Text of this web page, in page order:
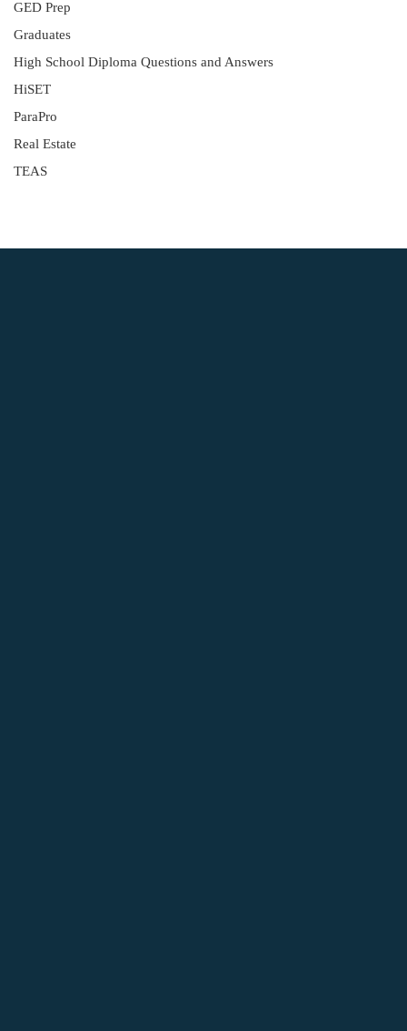
GED Prep
Graduates
High School Diploma Questions and Answers
HiSET
ParaPro
Real Estate
TEAS